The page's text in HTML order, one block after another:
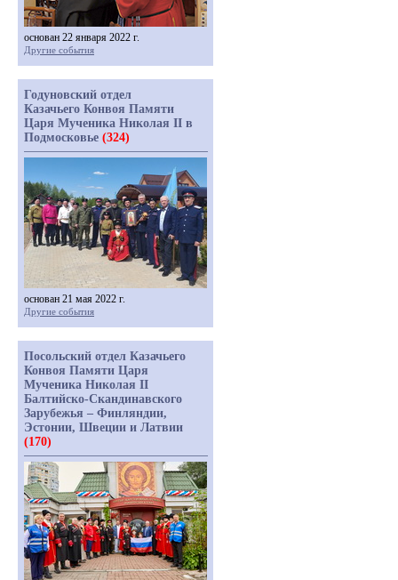
основан 22 января 2022 г.
Другие события
Годуновский отдел
Казачьего Конвоя Памяти
Царя Мученика Николая II в
Подмосковье (324)
основан 21 мая 2022 г.
Другие события
Посольский отдел Казачьего
Конвоя Памяти Царя
Мученика Николая II
Балтийско-Скандинавского
Зарубежья – Финляндии,
Эстонии, Швеции и Латвии
(170)